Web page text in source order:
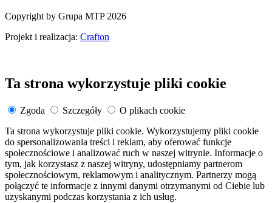
Copyright by Grupa MTP 2026
Projekt i realizacja: Crafton
Ta strona wykorzystuje pliki cookie
Zgoda Szczegóły
O plikach cookie
Ta strona wykorzystuje pliki cookie. Wykorzystujemy pliki cookie
do spersonalizowania treści i reklam, aby oferować funkcje
społecznościowe i analizować ruch w naszej witrynie. Informacje o
tym, jak korzystasz z naszej witryny, udostępniamy partnerom
społecznościowym, reklamowym i analitycznym. Partnerzy mogą
połączyć te informacje z innymi danymi otrzymanymi od Ciebie lub
uzyskanymi podczas korzystania z ich usług.